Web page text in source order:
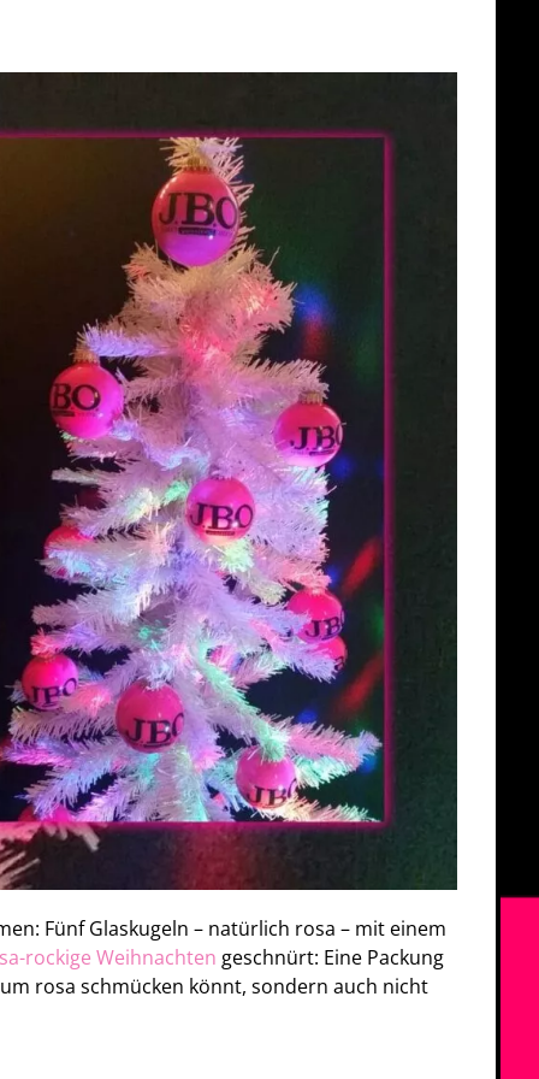
Fünf Glaskugeln – natürlich rosa – mit einem
rockige Weihnachten geschnürt: Eine Packung
rosa schmücken könnt, sondern auch nicht